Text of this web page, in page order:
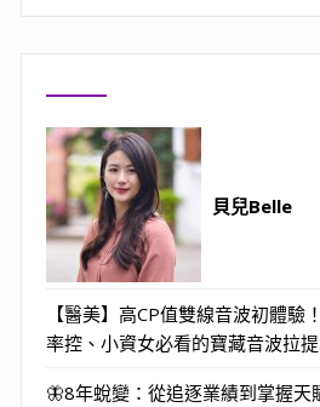
貝兒Belle
【醫美】高CP值雙線音波初體驗
率控、小資女必看的寶藏音波拉
🦋8年蛻變：從追逐業績到掌握天